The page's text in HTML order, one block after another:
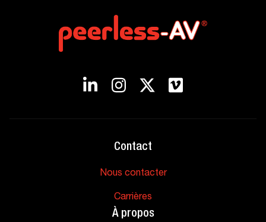
Contact
Nous contacter
Carrières
À propos